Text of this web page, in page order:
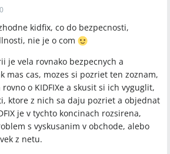
kidfix, co do bezpecnosti,
nie je o com
je vela rovnako bezpecnych a
mas cas, mozes si pozriet ten zoznam,
o KIDFIXe a skusit si ich vyguglit,
ktore z nich sa daju pozriet a objednat
je v tychto koncinach rozsirena,
s vyskusanim v obchode, alebo
z netu.